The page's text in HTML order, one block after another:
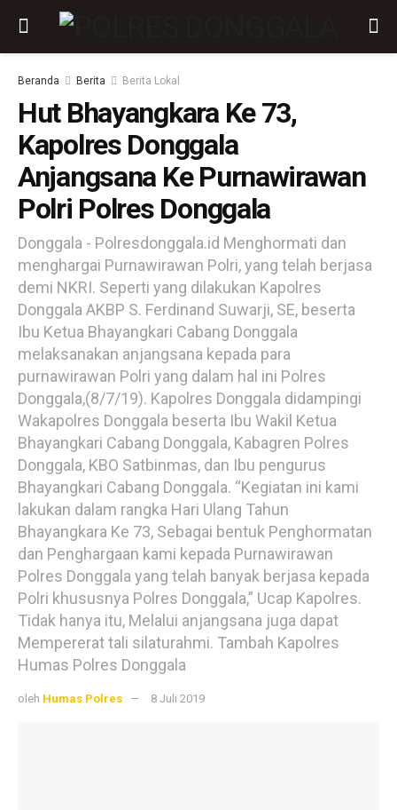
Beranda Berita Berita Lokal
Hut Bhayangkara Ke 73,
Kapolres Donggala
Anjangsana Ke Purnawirawan
Polri Polres Donggala
Donggala - Polresdonggala.id Menghormati dan
menghargai Purnawirawan Polri, yang telah berjasa
demi NKRI. Seperti yang dilakukan Kapolres
Donggala AKBP S. Ferdinand Suwarji, SE, beserta
Ibu Ketua Bhayangkari Cabang Donggala
melaksanakan anjangsana kepada para
purnawirawan Polri yang dalam hal ini Polres
Donggala,(8/7/19). Kapolres Donggala didampingi
Wakapolres Donggala beserta Ibu Wakil Ketua
Bhayangkari Cabang Donggala, Kabagren Polres
Donggala, KBO Satbinmas, dan Ibu pengurus
Bhayangkari Cabang Donggala. “Kegiatan ini kami
lakukan dalam rangka Hari Ulang Tahun
Bhayangkara Ke 73, Sebagai bentuk Penghormatan
dan Penghargaan kami kepada Purnawirawan
Polres Donggala yang telah banyak berjasa kepada
Polri khususnya Polres Donggala,” Ucap Kapolres.
Tidak hanya itu, Melalui anjangsana juga dapat
Mempererat tali silaturahmi. Tambah Kapolres
Humas Polres Donggala
oleh Humas Polres 8 Juli 2019